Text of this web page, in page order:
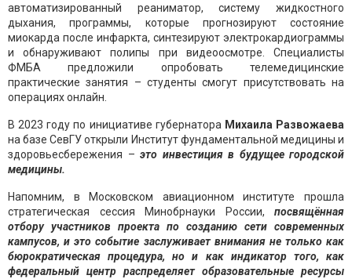
автоматизированный реаниматор, систему жидкостного
дыхания, программы, которые прогнозируют состояние
миокарда после инфаркта, синтезируют электрокардиограммы
и обнаруживают полипы при видеоосмотре. Специалисты
ФМБА предложили опробовать телемедицинские
практические занятия – студенты смогут присутствовать на
операциях онлайн.
В 2023 году по инициативе губернатора Михаила Развожаева
на базе СевГУ открыли Институт фундаментальной медицины и
здоровьесбережения – это инвестиция в будущее городской
медицины.
Напомним, в Московском авиационном институте прошла
стратегическая сессия Минобрнауки России, посвящённая
отбору участников проекта по созданию сети современных
кампусов, и это событие заслуживает внимания не только как
бюрократическая процедура, но и как индикатор того, как
федеральный центр распределяет образовательные ресурсы